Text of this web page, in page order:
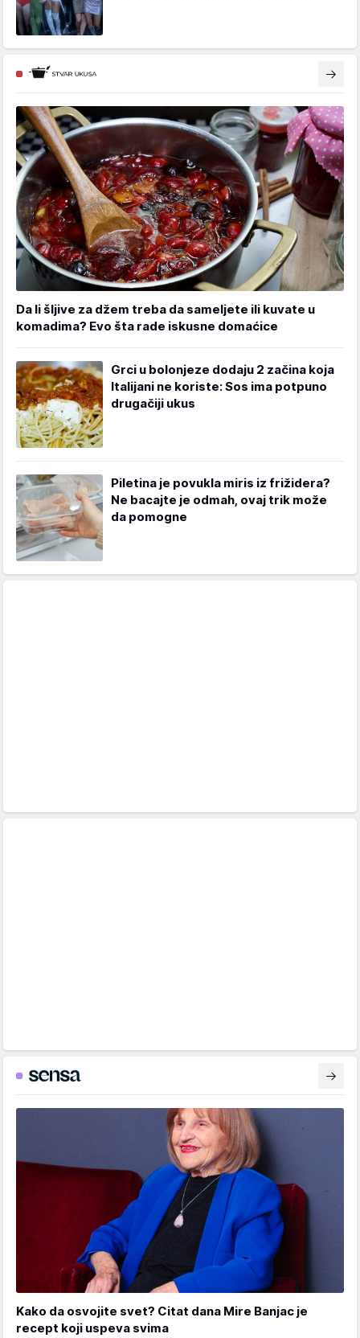
Da li šljive za džem treba da sameljete ili kuvate u
komadima? Evo šta rade iskusne domaćice
Grci u bolonjeze dodaju 2 začina koja
Italijani ne koriste: Sos ima potpuno
drugačiji ukus
Piletina je povukla miris iz frižidera?
Ne bacajte je odmah, ovaj trik može
da pomogne
Kako da osvojite svet? Citat dana Mire Banjac je
recept koji uspeva svima